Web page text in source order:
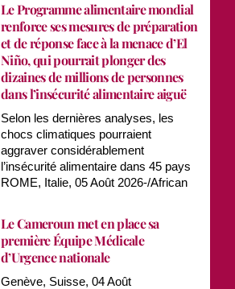
Le Programme alimentaire mondial
renforce ses mesures de préparation
et de réponse face à la menace d’El
Niño, qui pourrait plonger des
dizaines de millions de personnes
dans l’insécurité alimentaire aiguë
Selon les dernières analyses, les
chocs climatiques pourraient
aggraver considérablement
l’insécurité alimentaire dans 45 pays
ROME, Italie, 05 Août 2026-/African
Le Cameroun met en place sa
première Équipe Médicale
d’Urgence nationale
Genève, Suisse, 04 Août